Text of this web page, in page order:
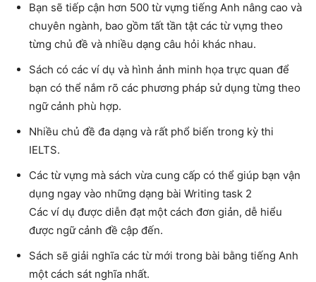
Bạn sẽ tiếp cận hơn 500 từ vựng tiếng Anh nâng cao và
chuyên ngành, bao gồm tất tần tật các từ vựng theo
từng chủ đề và nhiều dạng câu hỏi khác nhau.
Sách có các ví dụ và hình ảnh minh họa trực quan để
bạn có thể nắm rõ các phương pháp sử dụng từng theo
ngữ cảnh phù hợp.
Nhiều chủ đề đa dạng và rất phổ biến trong kỳ thi
IELTS.
Các từ vựng mà sách vừa cung cấp có thể giúp bạn vận
dụng ngay vào những dạng bài Writing task 2
Các ví dụ được diễn đạt một cách đơn giản, dễ hiểu
được ngữ cảnh đề cập đến.
Sách sẽ giải nghĩa các từ mới trong bài bằng tiếng Anh
một cách sát nghĩa nhất.